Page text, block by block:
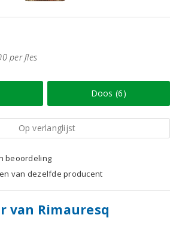
per fles
Doos (6)
Op verlanglijst
beoordeling
van dezelfde producent
van Rimauresq